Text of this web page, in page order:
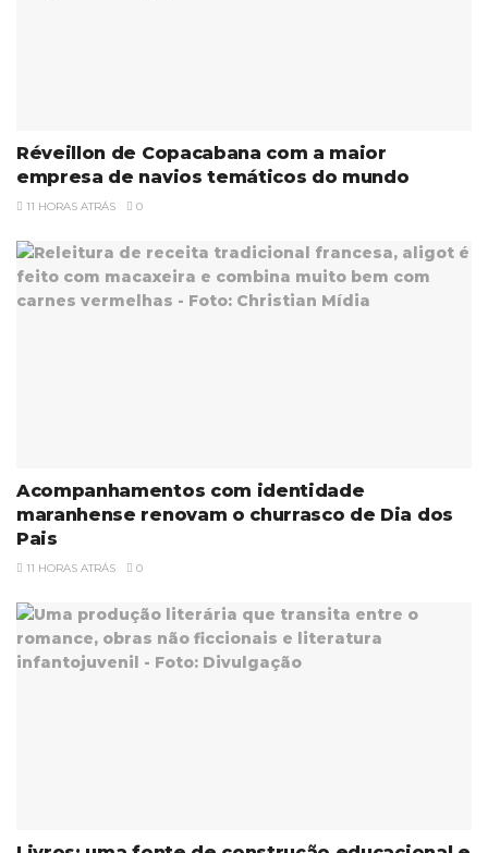
Réveillon de Copacabana com a maior
empresa de navios temáticos do mundo
11 HORAS ATRÁS 0
Acompanhamentos com identidade
maranhense renovam o churrasco de Dia dos
Pais
11 HORAS ATRÁS 0